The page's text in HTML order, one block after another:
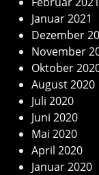
Januar 2021
Dezember
November
Oktober
August 2020
Juli 2020
Juni 2020
Mai 2020
April 2020
Januar 2020